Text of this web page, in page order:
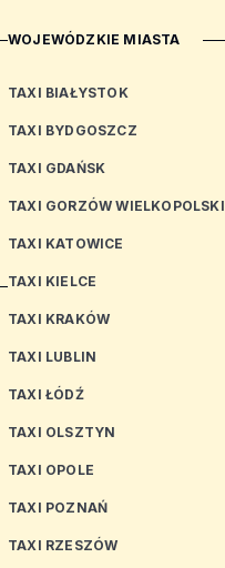
WOJEWÓDZKIE MIASTA
TAXI BIAŁYSTOK
TAXI BYDGOSZCZ
TAXI GDAŃSK
TAXI GORZÓW WIELKOPOLSKI
TAXI KATOWICE
TAXI KIELCE
TAXI KRAKÓW
TAXI LUBLIN
TAXI ŁÓDŹ
TAXI OLSZTYN
TAXI OPOLE
TAXI POZNAŃ
TAXI RZESZÓW